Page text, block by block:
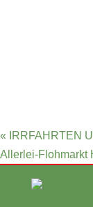
« IRRFAHRTEN
Allerlei-Flohmarkt